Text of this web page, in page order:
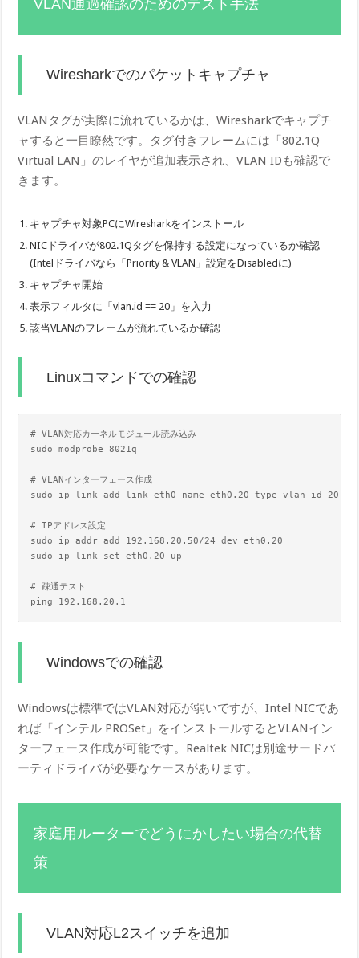
VLAN通過確認のためのテスト手法
Wiresharkでのパケットキャプチャ
VLANタグが実際に流れているかは、Wiresharkでキャプチ
ャすると一目瞭然です。タグ付きフレームには「802.1Q
Virtual LAN」のレイヤが追加表示され、VLAN IDも確認で
きます。
キャプチャ対象PCにWiresharkをインストール
NICドライバが802.1Qタグを保持する設定になっているか確認
(Intelドライバなら「Priority & VLAN」設定をDisabledに)
キャプチャ開始
表示フィルタに「vlan.id == 20」を入力
該当VLANのフレームが流れているか確認
Linuxコマンドでの確認
# VLAN対応カーネルモジュール読み込み
sudo modprobe 8021q
# VLANインターフェース作成
sudo ip link add link eth0 name eth0.20 type vlan id 20
# IPアドレス設定
sudo ip addr add 192.168.20.50/24 dev eth0.20
sudo ip link set eth0.20 up
# 疎通テスト
Windowsでの確認
Windowsは標準ではVLAN対応が弱いですが、Intel NICであ
れば「インテル PROSet」をインストールするとVLANイン
ターフェース作成が可能です。Realtek NICは別途サードパ
ーティドライバが必要なケースがあります。
家庭用ルーターでどうにかしたい場合の代替
策
VLAN対応L2スイッチを追加